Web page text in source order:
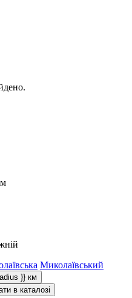
Миколаївський
}} км
в каталозі